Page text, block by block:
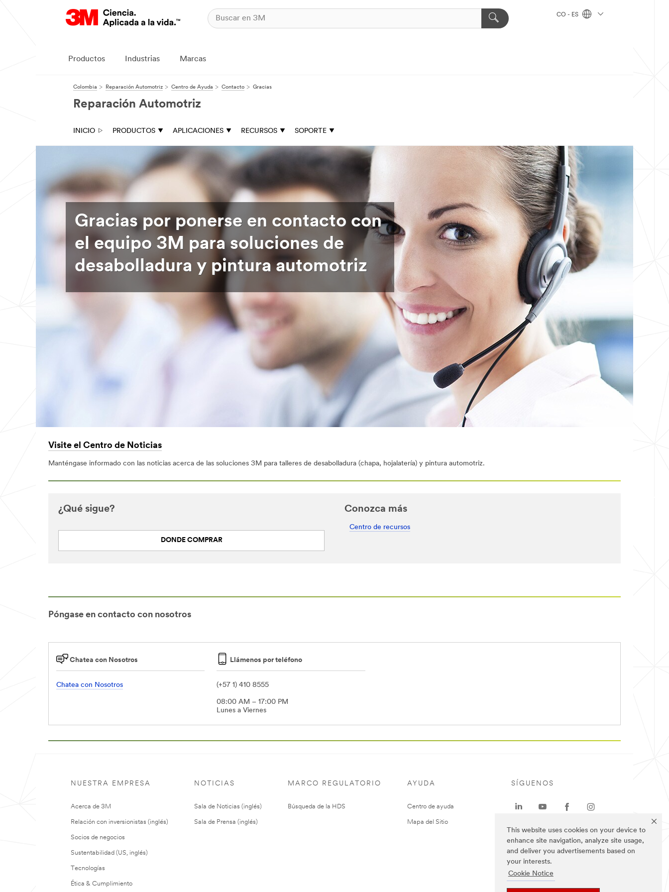
This website uses cookies on your device to
enhance site navigation, analyze site usage,
and deliver you advertisements based on
your interests.
Cookie Notice
CO - ES
Productos Industrias Marcas
Colombia Reparación Automotriz Centro de Ayuda Contacto Gracias
Reparación Automotriz
INICIO PRODUCTOS APLICACIONES RECURSOS SOPORTE
Gracias por ponerse en contacto con
el equipo 3M para soluciones de
desabolladura y pintura automotriz
Visite el Centro de Noticias
Manténgase informado con las noticias acerca de las soluciones 3M para talleres de desabolladura (chapa, hojalatería) y pintura automotriz.
¿Qué sigue?
DONDE COMPRAR
Conozca más
Centro de recursos
Póngase en contacto con nosotros
Chatea con Nosotros
Chatea con Nosotros
Llámenos por teléfono
(+57 1) 410 8555
08:00 AM – 17:00 PM
Lunes a Viernes
NUESTRA EMPRESA
Acerca de 3M
Relación con inversionistas (inglés)
Socios de negocios
Sustentabilidad (US, inglés)
Tecnologías
Ética & Cumplimiento
NOTICIAS
Sala de Noticias (inglés)
Sala de Prensa (inglés)
MARCO REGULATORIO
Búsqueda de la HDS
AYUDA
Centro de ayuda
Mapa del Sitio
SÍGUENOS